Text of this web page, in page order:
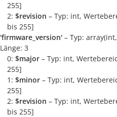
255]
2: $revision – Typ: int,
bis 255]
'firmware_version' – Typ:
Länge: 3
0: $major – Typ: int,
255]
1: $minor – Typ: int,
255]
2: $revision – Typ: int,
bis 255]